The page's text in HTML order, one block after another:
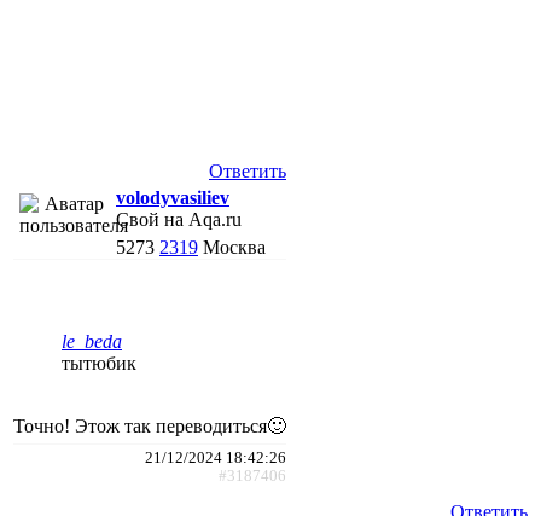
Ответить
volodyvasiliev
Свой на Aqa.ru
5273 2319 Москва
le_beda
тытюбик
Точно! Этож так переводиться🙂
21/12/2024 18:42:26
#3187406
Ответить